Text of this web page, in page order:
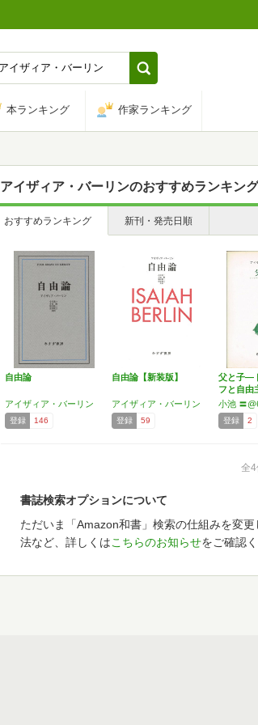
本ランキング 作家ランキング
アイザィア・バーリンのおすすめランキング
おすすめランキング 新刊・発売日順
自由論
アイザィア・バーリン
登録 146
自由論【新装版】
アイザィア・バーリン
登録 59
父と子―
フと自由
(…
登録 2
全4
書誌検索オプションについて
ただいま「Amazon和書」検索の仕組みを変
法など、詳しくはこちらのお知らせをご確認く